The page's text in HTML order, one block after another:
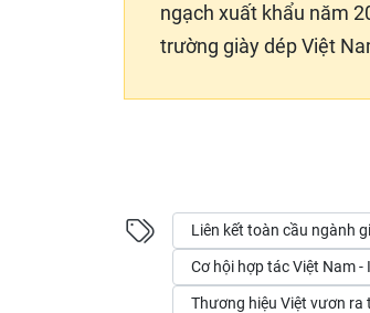
ngạch xuất khẩu năm
trường giày dép Việt
Liên kết toàn cầu ngành
Cơ hội hợp tác Việt Nam -
Thương hiệu Việt vươn ra